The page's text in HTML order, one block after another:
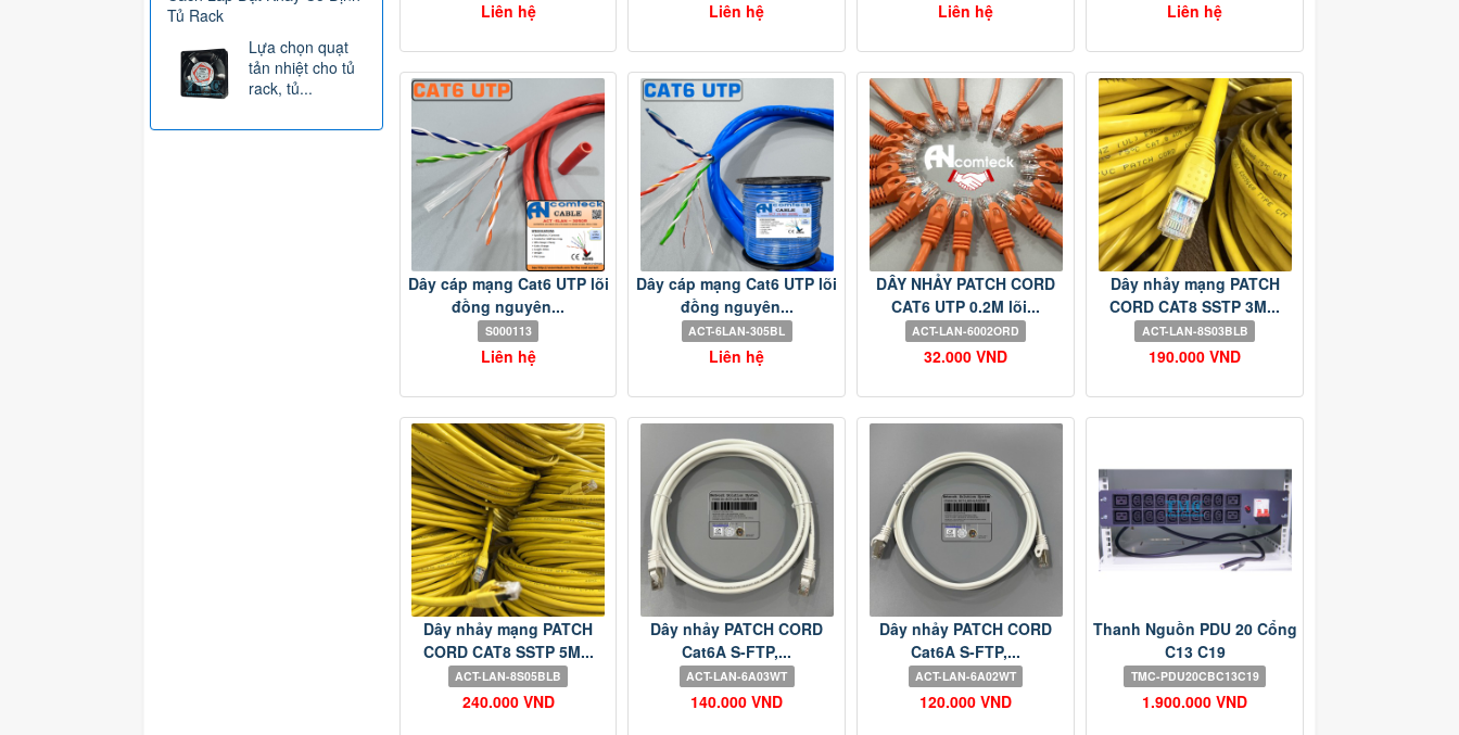
Liên hệ Liên hệ Liên hệ Liên hệ
Dây cáp mạng Cat6 UTP lõi
đồng nguyên...
S000113
Liên hệ
Dây cáp mạng Cat6 UTP lõi
đồng nguyên...
ACT-6LAN-305BL
Liên hệ
DÂY NHẢY PATCH CORD
CAT6 UTP 0.2M lõi...
ACT-LAN-6002ORD
32.000 VND
Dây nhảy mạng PATCH
CORD CAT8 SSTP 3M...
ACT-LAN-8S03BLB
190.000 VND
Dây nhảy mạng PATCH
CORD CAT8 SSTP 5M...
ACT-LAN-8S05BLB
240.000 VND
Dây nhảy PATCH CORD
Cat6A S-FTP,...
ACT-LAN-6A03WT
140.000 VND
Dây nhảy PATCH CORD
Cat6A S-FTP,...
ACT-LAN-6A02WT
120.000 VND
Thanh Nguồn PDU 20 Cổng
C13 C19
TMC-PDU20CBC13C19
1.900.000 VND
Tủ Rack
Lựa chọn quạt
tản nhiệt cho tủ
rack, tủ...